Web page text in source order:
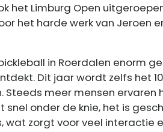
het Limburg Open
het harde werk van Jeroen
in Roerdalen enorm
Dit jaar wordt zelfs het
Steeds meer mensen
snel onder de knie, het is
wat zorgt voor veel interactie